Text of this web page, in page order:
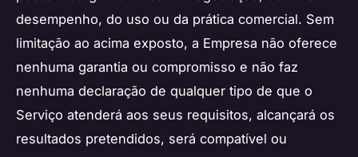
desempenho, do uso ou da prática comercial. Sem
limitação ao acima exposto, a Empresa não oferece
nenhuma garantia ou compromisso e não faz
nenhuma declaração de qualquer tipo de que o
Serviço atenderá aos seus requisitos, alcançará os
resultados pretendidos, será compatível ou